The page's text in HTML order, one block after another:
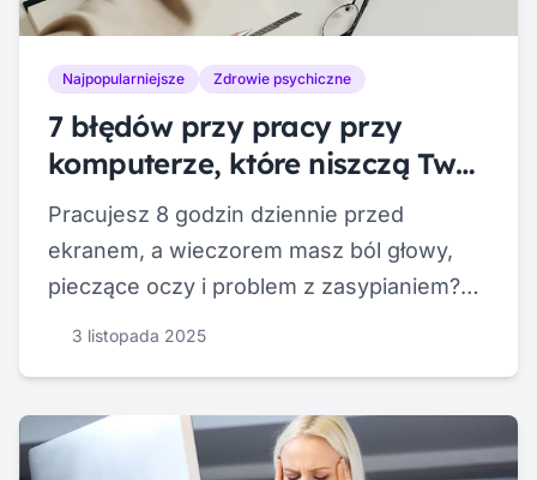
Najpopularniejsze Zdrowie psychiczne
7 błędów przy pracy przy
komputerze, które niszczą Twój
wzrok [i jak je naprawić]
Pracujesz 8 godzin dziennie przed
ekranem, a wieczorem masz ból głowy,
pieczące oczy i problem z zasypianiem?
większości przypadków można temu
zapobiec. Sprawdź, które błędy
3 listopada 2025